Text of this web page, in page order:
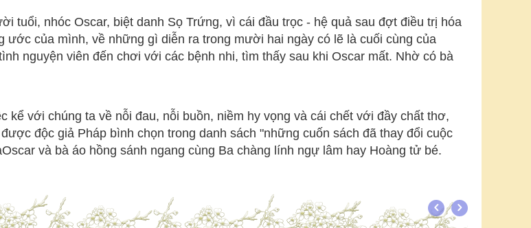
tuổi, nhóc Oscar, biệt danh Sọ Trứng, vì cái đầu trọc - hệ quả sau đợt điều trị hóa
của mình, về những gì diễn ra trong mười hai ngày có lẽ là cuối cùng của
nguyện viên đến chơi với các bệnh nhi, tìm thấy sau khi Oscar mất. Nhờ có bà
kể với chúng ta về nỗi đau, nỗi buồn, niềm hy vọng và cái chết với đầy chất thơ,
độc giả Pháp bình chọn trong danh sách "những cuốn sách đã thay đổi cuộc
và bà áo hồng sánh ngang cùng Ba chàng lính ngự lâm hay Hoàng tử bé.